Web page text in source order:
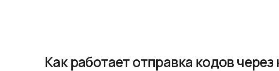
Как работает отправка кодов через